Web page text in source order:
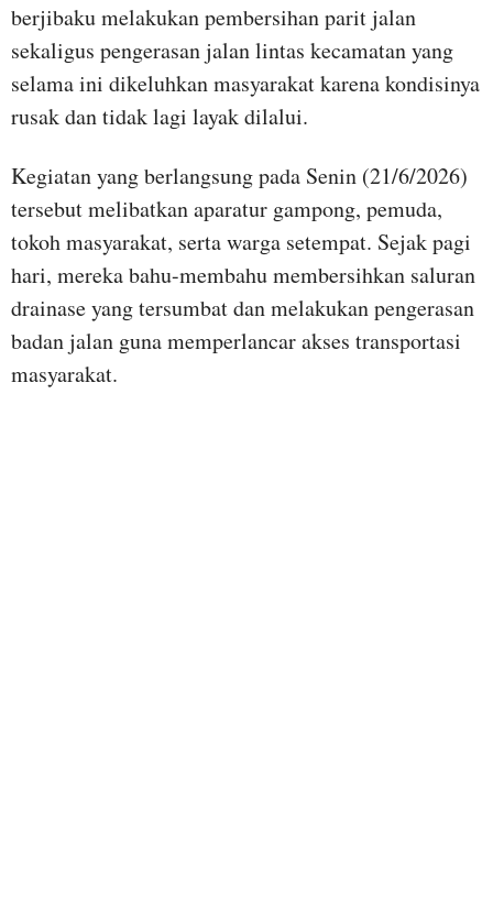
berjibaku melakukan pembersihan parit jalan
sekaligus pengerasan jalan lintas kecamatan yang
selama ini dikeluhkan masyarakat karena kondisinya
rusak dan tidak lagi layak dilalui.
Kegiatan yang berlangsung pada Senin (21/6/2026)
tersebut melibatkan aparatur gampong, pemuda,
tokoh masyarakat, serta warga setempat. Sejak pagi
hari, mereka bahu-membahu membersihkan saluran
drainase yang tersumbat dan melakukan pengerasan
badan jalan guna memperlancar akses transportasi
masyarakat.